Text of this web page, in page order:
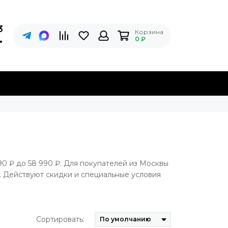
Корзина
0 ₽
₽ до 58 990 ₽. Для покупателей из Москвы
скидки и специальные условия
Сортировать: